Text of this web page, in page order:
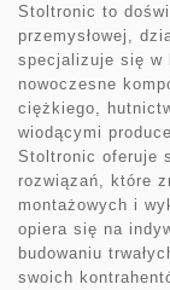
Stoltronic to
przemysłowej,
specjalizuje się w
nowoczesne
ciężkiego,
wiodącymi
Stoltronic oferuje
rozwiązań, które
montażowych i
opiera się na
budowaniu
swoich